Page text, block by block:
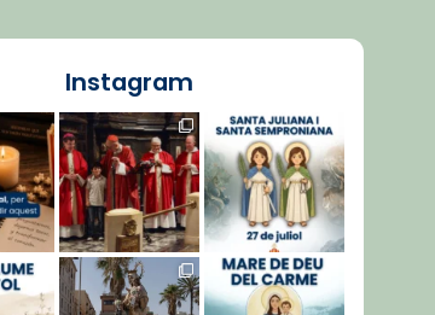
Instagram